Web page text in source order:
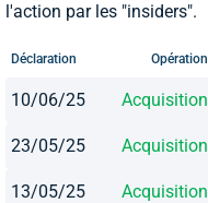
l'action par les "insiders".
Déclaration Opération
10/06/25 Acquisition
23/05/25 Acquisition
13/05/25 Acquisition